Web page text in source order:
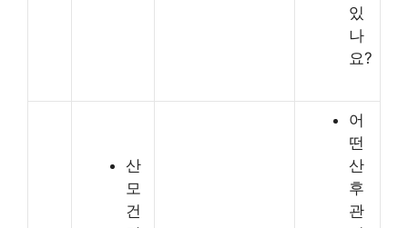
있
나
요?
산
모
건
어
떤
산
후
관